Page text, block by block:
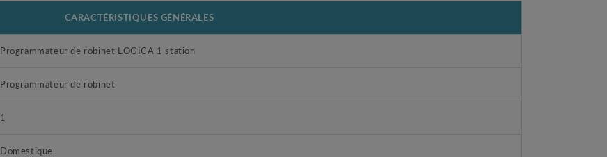
CARACTÉRISTIQUES GÉNÉRALES
Programmateur de robinet LOGICA 1 station
Programmateur de robinet
1
Domestique